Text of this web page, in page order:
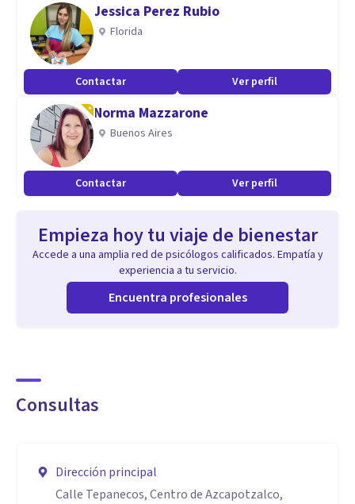
Inseguridad
Violencia (familiar, sexual, física, psicológica).
Trabajo en habilidades sociales
Manejo de emociones
Dificultades para relacionarse
Separación o divorcio
Toma de decisiones
Jessica Perez Rubio
Florida
Contactar Ver perfil
Norma Mazzarone
Buenos Aires
Contactar Ver perfil
Empieza hoy tu viaje de bienestar
Accede a una amplia red de psicólogos calificados. Empatía y
experiencia a tu servicio.
Encuentra profesionales
Consultas
Dirección principal
Calle Tepanecos, Centro de Azcapotzalco,